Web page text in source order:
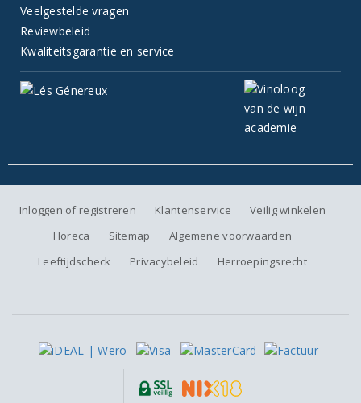
Veelgestelde vragen
Reviewbeleid
Kwaliteitsgarantie en service
Inloggen of registreren Klantenservice
Veilig winkelen
Horeca
Sitemap
Algemene voorwaarden
Leeftijdscheck
Privacybeleid Herroepingsrecht